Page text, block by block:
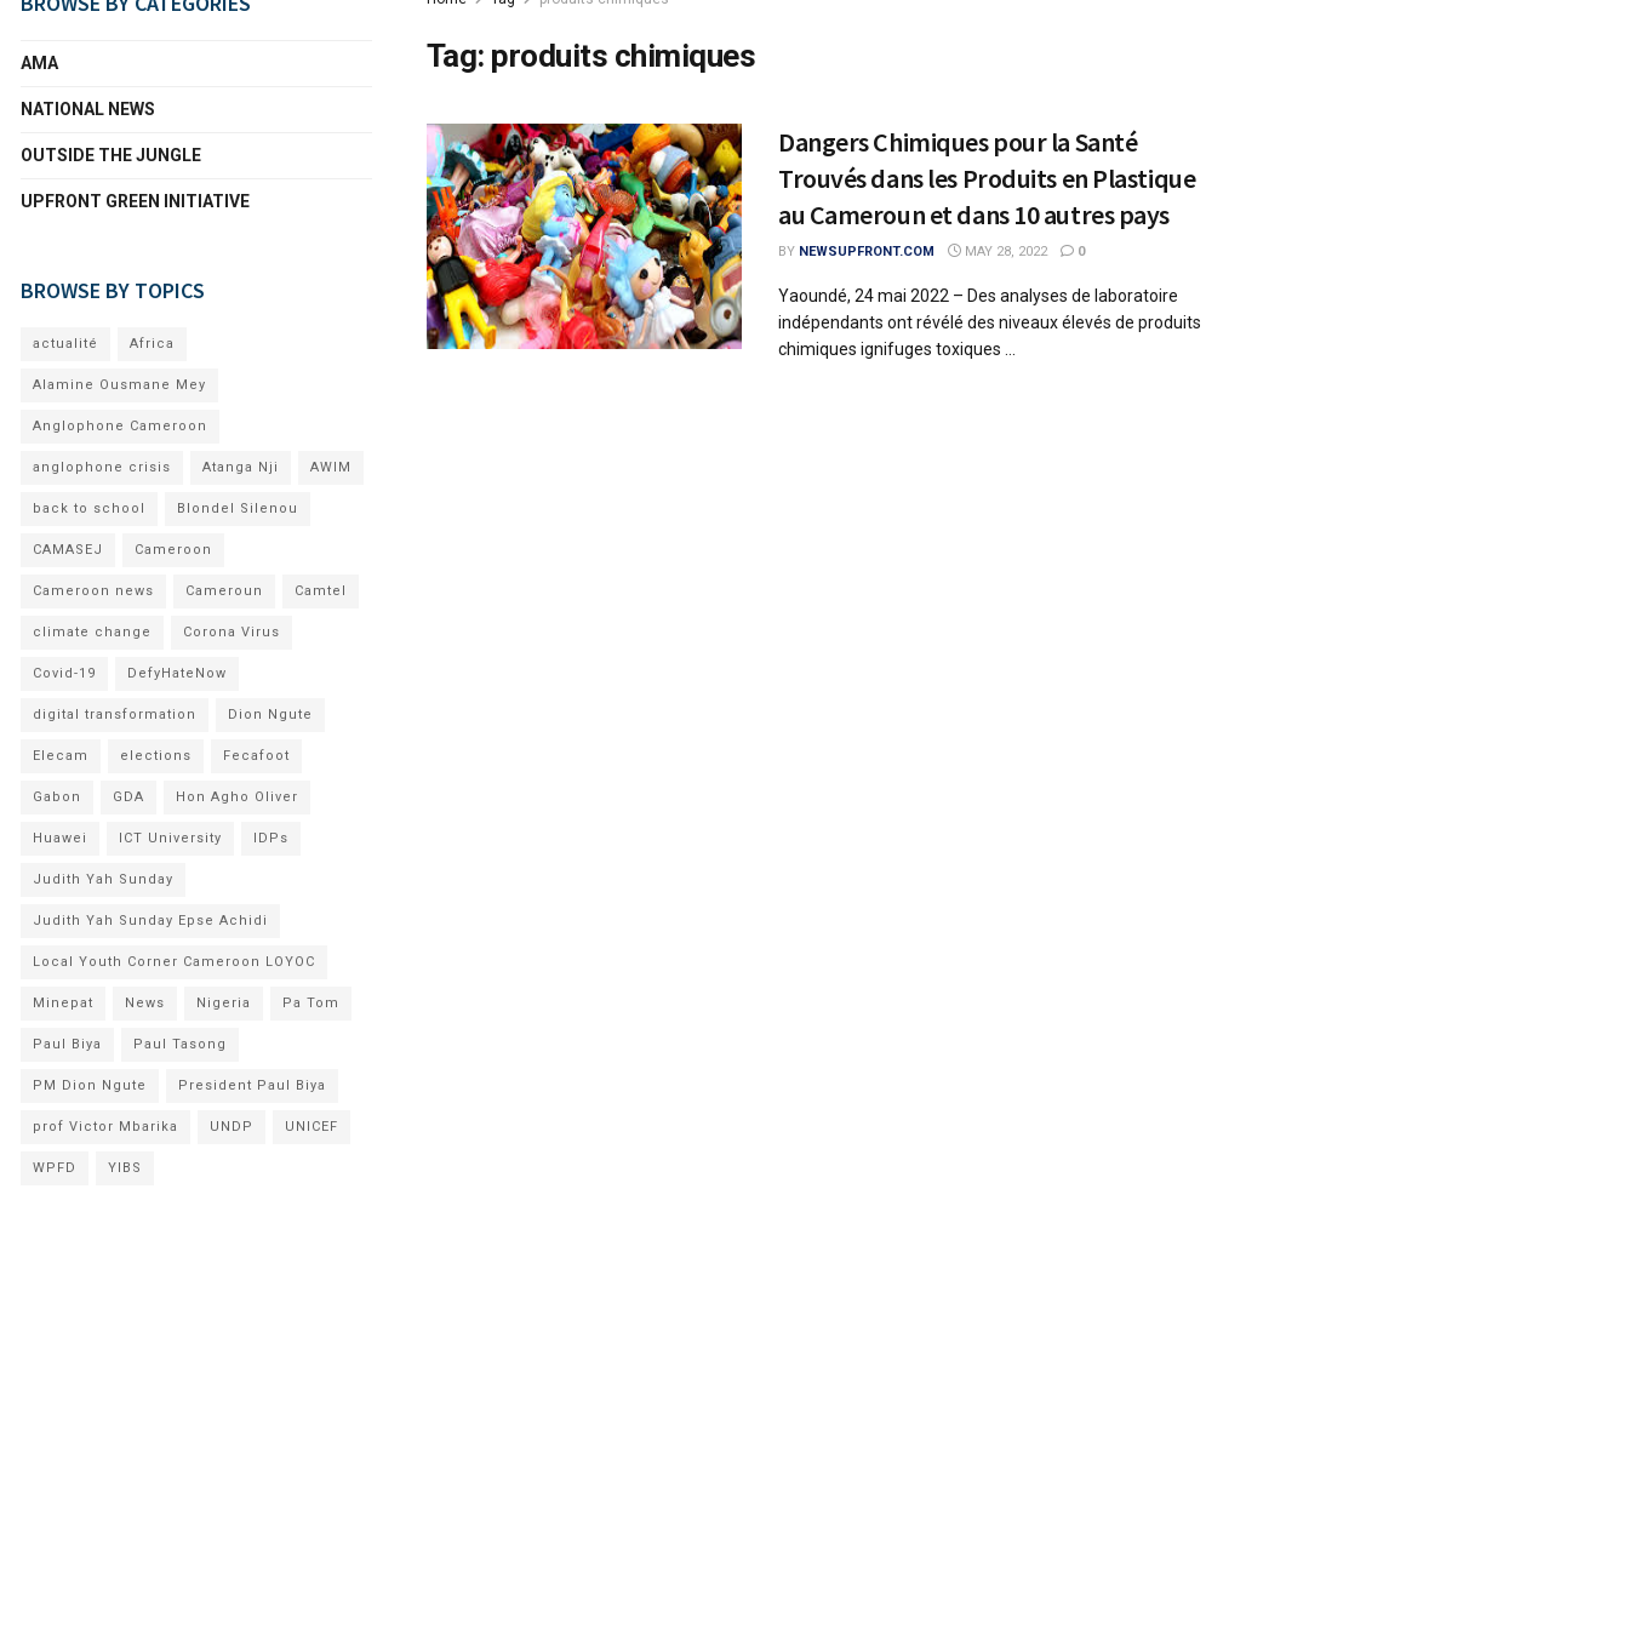
Tag: produits chimiques
Dangers Chimiques pour la Santé
Trouvés dans les Produits en Plastique
au Cameroun et dans 10 autres pays
BY NEWSUPFRONT.COM MAY 28, 2022 0
Yaoundé, 24 mai 2022 – Des analyses de laboratoire
indépendants ont révélé des niveaux élevés de produits
chimiques ignifuges toxiques ...
AMA
NATIONAL NEWS
OUTSIDE THE JUNGLE
UPFRONT GREEN INITIATIVE
BROWSE BY TOPICS
actualité Africa
Alamine Ousmane Mey
Anglophone Cameroon
anglophone crisis Atanga Nji AWIM
back to school Blondel Silenou
CAMASEJ Cameroon
Cameroon news Cameroun Camtel
climate change Corona Virus
Covid-19 DefyHateNow
digital transformation Dion Ngute
Elecam elections Fecafoot
Gabon GDA Hon Agho Oliver
Huawei ICT University IDPs
Judith Yah Sunday
Judith Yah Sunday Epse Achidi
Local Youth Corner Cameroon LOYOC
Minepat News Nigeria Pa Tom
Paul Biya Paul Tasong
PM Dion Ngute President Paul Biya
prof Victor Mbarika UNDP UNICEF
WPFD YIBS